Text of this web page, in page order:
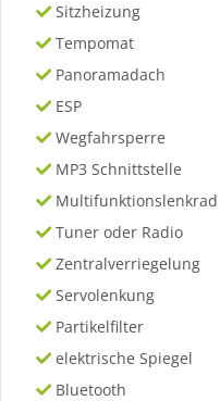
Sitzheizung
Tempomat
Panoramadach
ESP
Wegfahrsperre
MP3 Schnittstelle
Multifunktionslenkrad
Tuner oder Radio
Zentralverriegelung
Servolenkung
Partikelfilter
elektrische Spiegel
Bluetooth